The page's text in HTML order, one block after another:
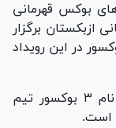
بوکس قهرمانی
ازبکستان برگزار
قرار است تیم ایران با ۳ تا ۶ بوکسور در این رویداد
پیگیری‌های خبرنگار میزان نشان می‌دهد نام ۳ بوکسور تیم
است.